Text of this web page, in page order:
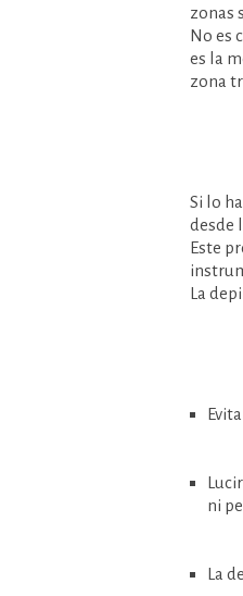
zonas
No es
es la
zona
Si lo
desde
Este
La
ni
La